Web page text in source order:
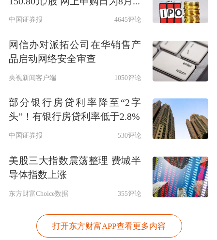
则（GAAP）下，三季度净利润为440万
日，迅雷会员用户数约为551万，去年
同期会员用户数约为502万。
自去年起，迅雷还加快推行涵盖技术开
放、AI实验室、投资孵化的全球化战
及在杭州余杭区设立AI全球总部。
中国证券报 4645评论
网信办对派拓公司在华销售产
品启动网络安全审查
央视新闻客户端 1050评论
部分银行房贷利率降至“2字
头”！有银行房贷利率低于2.8%
中国证券报 530评论
美股三大指数震荡整理 费城半
导体指数上涨
东方财富Choice数据 355评论
打开东方财富APP查看更多内容